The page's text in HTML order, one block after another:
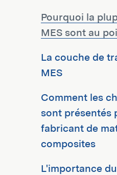
Pourquoi la
MES sont au
La couche de
MES
Comment les
sont présentés
fabricant de
composites
L'importance